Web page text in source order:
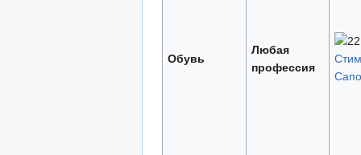
Обувь
Любая
профессия